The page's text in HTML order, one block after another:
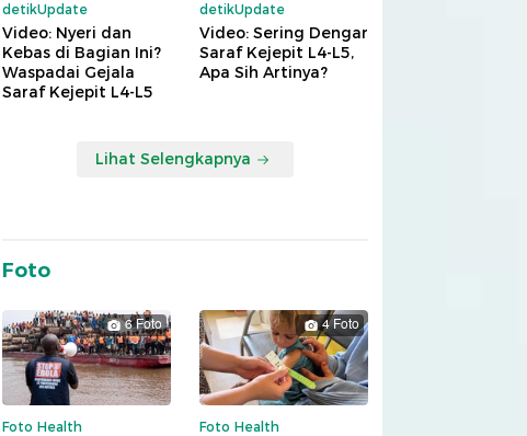
detikUpdate
Video: Nyeri dan
Kebas di Bagian Ini?
Waspadai Gejala
Saraf Kejepit L4-L5
detikUpdate
Video: Sering Dengar
Saraf Kejepit L4-L5,
Apa Sih Artinya?
Lihat Selengkapnya
Foto
6 Foto
Foto Health
4 Foto
Foto Health